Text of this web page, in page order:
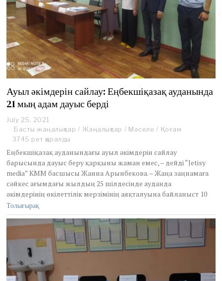
Ауыл әкімдерін сайлау: Еңбекшіқазақ ауданында
21 мың адам дауыс берді
July 25, 2021
u
l
2
8
,
2
Басты жаңалықтар / Жаңалықтар / Мәселе / Қоғам
3745 рет қаралды
Еңбекшіқазақ ауданындағы ауыл әкімдерін сайлау
барысында дауыс беру қарқыны жаман емес, – дейді “Jetisy
media” КММ басшысы Жанна Арынбекова. – Жаңа заңнамаға
сәйкес ағымдағы жылдың 25 шілдесінде ауданда
әкімдерінің өкілеттілік мерзімінің аяқталуына байланыст 10
Толығырақ